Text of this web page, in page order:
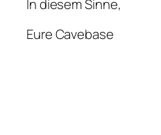
In diesem Sinne,
Eure Cavebase